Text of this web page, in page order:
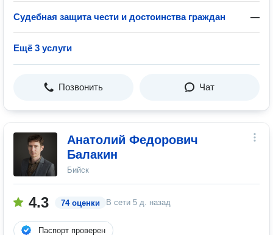
Судебная защита чести и достоинства граждан —
Ещё 3 услуги
Позвонить Чат
Анатолий Федорович
Балакин
Бийск
4.3 74 оценки В сети 5 д. назад
Паспорт проверен